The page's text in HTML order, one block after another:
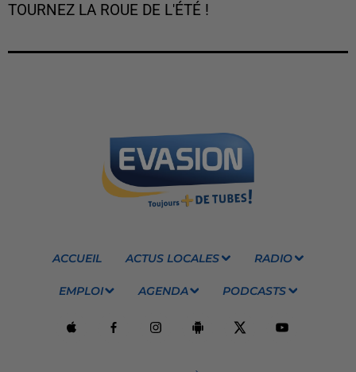
TOURNEZ LA ROUE DE L'ÉTÉ !
ACCUEIL ACTUS LOCALES RADIO
EMPLOI AGENDA PODCASTS